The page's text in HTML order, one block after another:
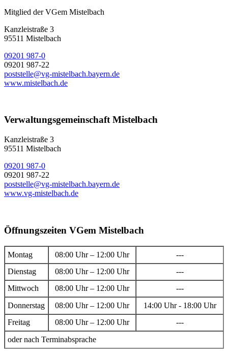
Mitglied der VGem Mistelbach
Kanzleistraße 3
95511 Mistelbach
09201 987-0
09201 987-22
poststelle@vg-mistelbach.bayern.de
www.mistelbach.de
Verwaltungsgemeinschaft Mistelbach
Kanzleistraße 3
95511 Mistelbach
09201 987-0
09201 987-22
poststelle@vg-mistelbach.bayern.de
www.vg-mistelbach.de
Öffnungszeiten VGem Mistelbach
Montag 08:00 Uhr – 12:00 Uhr
---
Dienstag
08:00 Uhr – 12:00 Uhr
---
Mittwoch
08:00 Uhr – 12:00 Uhr
---
Donnerstag
08:00 Uhr – 12:00 Uhr
14:00 Uhr - 18:00 Uhr
Freitag
08:00 Uhr – 12:00 Uhr
---
oder nach Terminabsprache